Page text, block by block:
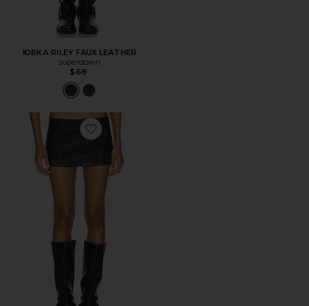
ЮБКА RILEY FAUX LEATHER
superdown
$68
Favorite ЮБКА RHODE MINI